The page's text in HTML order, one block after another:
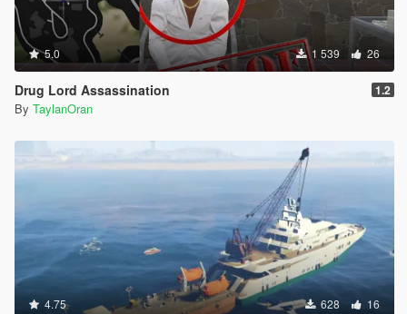
5.0 1 539 26
Drug Lord Assassination 1.2
By TaylanOran
4.75 628 16